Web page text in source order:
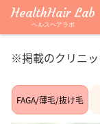
※掲載のクリニッ
FAGA/薄毛/抜け毛
HealthHair Lab
ヘルスヘアラボ